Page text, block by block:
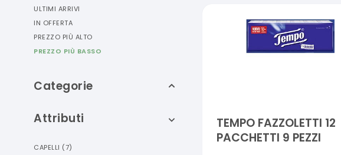
ULTIMI ARRIVI
IN OFFERTA
PREZZO PIÙ ALTO
PREZZO PIÙ BASSO
Categorie
Attributi
CAPELLI (7)
TEMPO FAZZOLETTI 12
PACCHETTI 9 PEZZI